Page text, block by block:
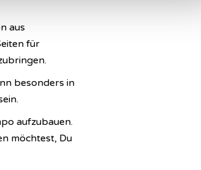
aus
für
besonders in
aufzubauen.
möchtest, Du